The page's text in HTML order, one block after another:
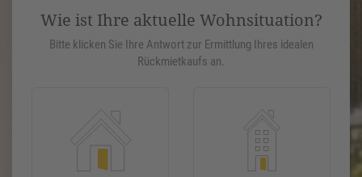
Wie ist Ihre aktuelle Wohnsituation?
Bitte klicken Sie Ihre Antwort zur Ermittlung Ihres idealen
Rückmietkaufs an.